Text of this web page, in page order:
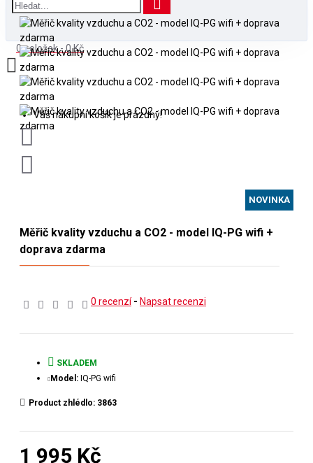
0 položek - 0 Kč
Váš nákupní košík je prázdný!
NOVINKA
Měřič kvality vzduchu a CO2 - model IQ-PG wifi +
doprava zdarma
0 recenzí - Napsat recenzi
1 995 Kč
SKLADEM
Model: IQ-PG wifi
Product zhlédlo: 3863